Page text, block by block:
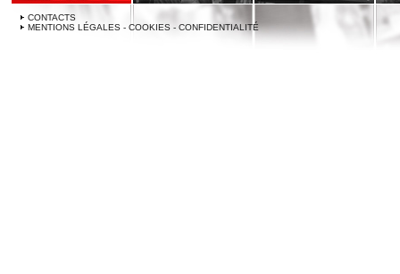
CONTACTS
MENTIONS LÉGALES - COOKIES - CONFIDENTIALITÉ